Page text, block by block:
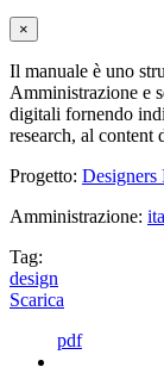
×
Il manuale è uno
Amministrazione e
digitali fornendo
research, al content
Progetto: Designers
Amministrazione:
Tag:
design
Scarica
pdf